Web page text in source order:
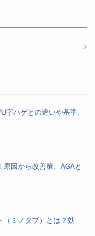
字ハゲとの違いや基準、
因から改善策、AGAと
（ミノタブ）とは？効